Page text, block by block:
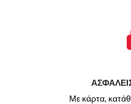
Με κάρτα,